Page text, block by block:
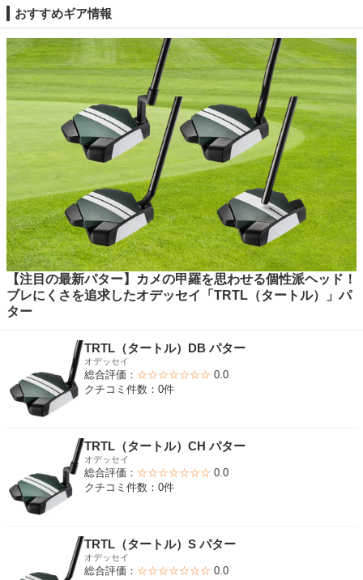
おすすめギア情報
【注目の最新パター】カメの甲羅を思わせる個性派ヘッド！
ブレにくさを追求したオデッセイ「TRTL（タートル）」パ
ター
TRTL（タートル）DB パター
オデッセイ
総合評価： ☆☆☆☆☆☆☆ 0.0
クチコミ件数：0件
TRTL（タートル）CH パター
オデッセイ
総合評価： ☆☆☆☆☆☆☆ 0.0
クチコミ件数：0件
TRTL（タートル）S パター
オデッセイ
総合評価： ☆☆☆☆☆☆☆ 0.0